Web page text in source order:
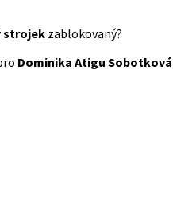
strojek zablokovaný?
Dominika Atigu Sobotková